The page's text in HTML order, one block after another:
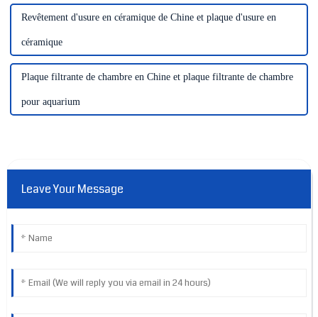
Revêtement d'usure en céramique de Chine et plaque d'usure en
céramique
Plaque filtrante de chambre en Chine et plaque filtrante de chambre
pour aquarium
Leave Your Message